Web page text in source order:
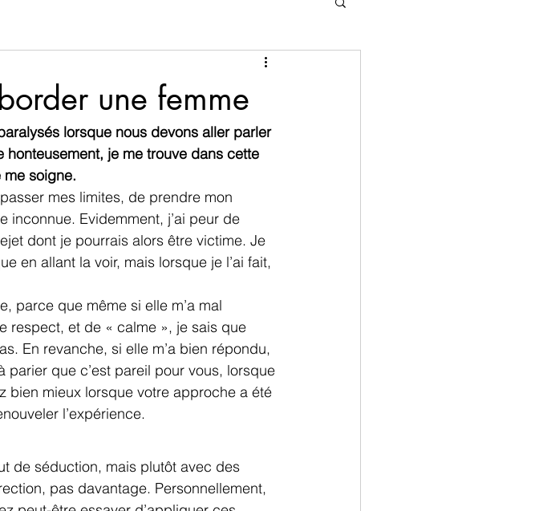
une femme
lorsque nous devons aller parler
honteusement, je me trouve dans cette
me soigne.
mes limites, de prendre mon
inconnue. Evidemment, j’ai peur de
dont je pourrais alors être victime. Je
en allant la voir, mais lorsque je l’ai fait,
parce que même si elle m’a mal
respect, et de « calme », je sais que
En revanche, si elle m’a bien répondu,
que c’est pareil pour vous, lorsque
bien mieux lorsque votre approche a été
l’expérience.
de séduction, mais plutôt avec des
pas davantage. Personnellement,